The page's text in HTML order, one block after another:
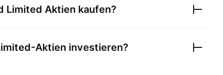
Limited Aktien kaufen?
-Aktien investieren?